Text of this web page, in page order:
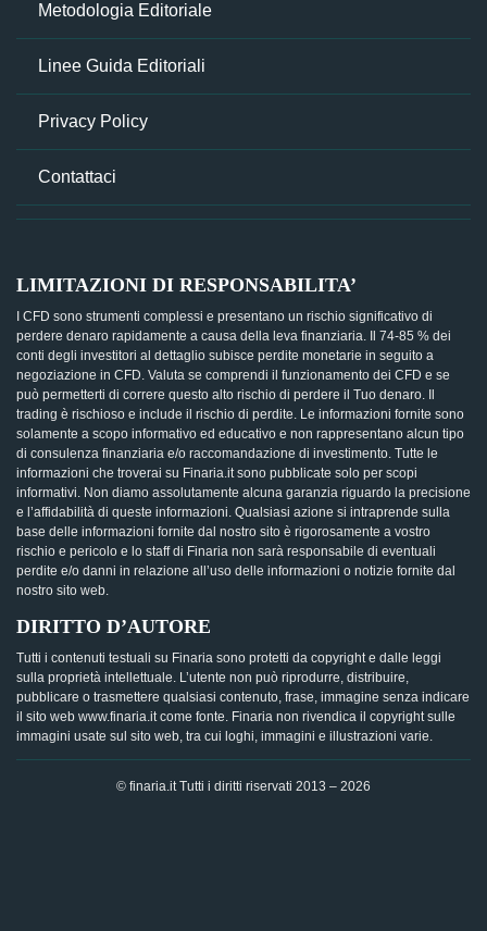
Metodologia Editoriale
Linee Guida Editoriali
Privacy Policy
Contattaci
LIMITAZIONI DI RESPONSABILITA’
I CFD sono strumenti complessi e presentano un rischio significativo di
perdere denaro rapidamente a causa della leva finanziaria. Il 74-85 % dei
conti degli investitori al dettaglio subisce perdite monetarie in seguito a
negoziazione in CFD. Valuta se comprendi il funzionamento dei CFD e se
può permetterti di correre questo alto rischio di perdere il Tuo denaro. Il
trading è rischioso e include il rischio di perdite. Le informazioni fornite sono
solamente a scopo informativo ed educativo e non rappresentano alcun tipo
di consulenza finanziaria e/o raccomandazione di investimento. Tutte le
informazioni che troverai su Finaria.it sono pubblicate solo per scopi
informativi. Non diamo assolutamente alcuna garanzia riguardo la precisione
e l’affidabilità di queste informazioni. Qualsiasi azione si intraprende sulla
base delle informazioni fornite dal nostro sito è rigorosamente a vostro
rischio e pericolo e lo staff di Finaria non sarà responsabile di eventuali
perdite e/o danni in relazione all’uso delle informazioni o notizie fornite dal
nostro sito web.
DIRITTO D’AUTORE
Tutti i contenuti testuali su Finaria sono protetti da copyright e dalle leggi
sulla proprietà intellettuale. L’utente non può riprodurre, distribuire,
pubblicare o trasmettere qualsiasi contenuto, frase, immagine senza indicare
il sito web www.finaria.it come fonte. Finaria non rivendica il copyright sulle
immagini usate sul sito web, tra cui loghi, immagini e illustrazioni varie.
© finaria.it Tutti i diritti riservati 2013 – 2026